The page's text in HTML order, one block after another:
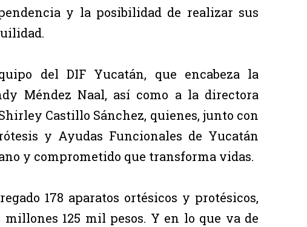
y la posibilidad de realizar sus
del DIF Yucatán, que encabeza la
Méndez Naal, así como a la directora
Castillo Sánchez, quienes, junto con
y Ayudas Funcionales de Yucatán
y comprometido que transforma vidas.
178 aparatos ortésicos y protésicos,
125 mil pesos. Y en lo que va de